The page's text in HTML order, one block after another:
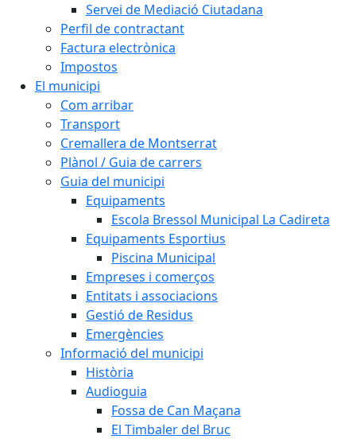
Servei de Mediació Ciutadana
Perfil de contractant
Factura electrònica
Impostos
El municipi
Com arribar
Transport
Cremallera de Montserrat
Plànol / Guia de carrers
Guia del municipi
Equipaments
Escola Bressol Municipal La Cadireta
Equipaments Esportius
Piscina Municipal
Empreses i comerços
Entitats i associacions
Gestió de Residus
Emergències
Informació del municipi
Història
Audioguia
Fossa de Can Maçana
El Timbaler del Bruc